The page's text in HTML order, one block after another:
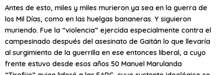
Antes de esto, miles y miles murieron ya sea en la guerra de
los Mil Días, como en las huelgas bananeras. Y siguieron
muriendo. Fue la “violencia” ejercida especialmente contra el
campesinado después del asesinato de Gaitán lo que llevaría
al surgimiento de la guerrilla en ese entonces liberal, a cuyo
frente estuvo desde esos años 50 Manuel Marulanda